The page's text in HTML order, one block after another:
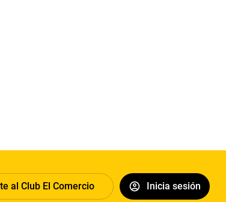
al Club El Comercio Inicia sesión